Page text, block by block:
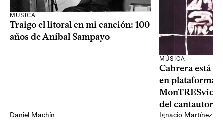
MÚSICA
Traigo el litoral en mi canción: 100
años de Aníbal Sampayo
Daniel Machín
MÚSICA
Cabrera está
en plataformas
del cantautor
Ignacio Martínez